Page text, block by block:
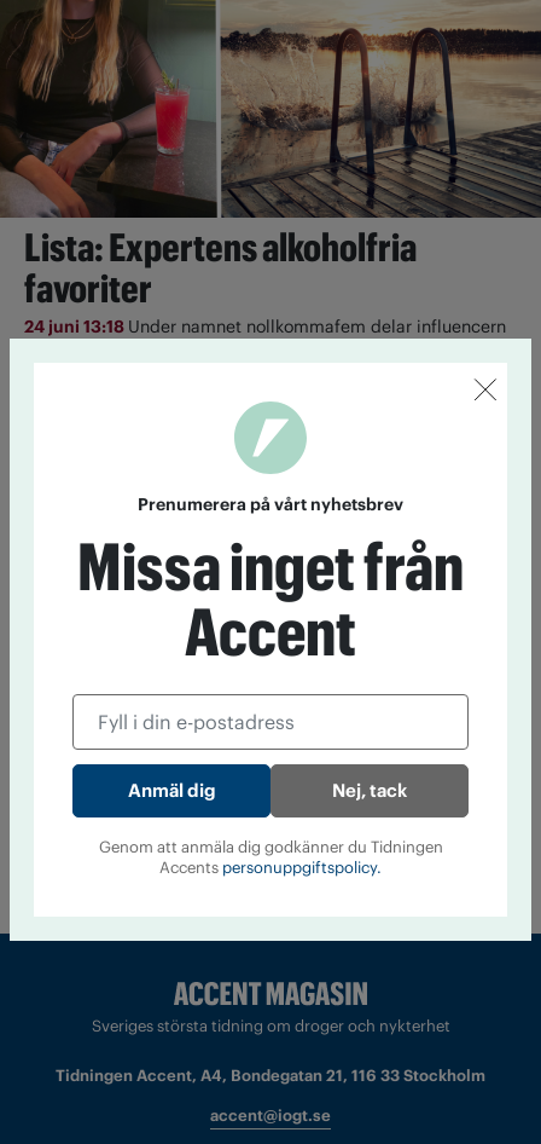
Lista: Expertens alkoholfria
favoriter
24 juni 13:18 Under namnet nollkommafem delar influencern
Så tycker partierna om
Lagstiftningen har inte hängt med.
Alkoholreklam i sociala medier är svår att komma åt. En
majoritet vill skärpa lagen, visar tankesmedjan Nocturums
cancer
22 juni 13:30
Även låg alkoholkonsumtion ökar risken för
cancer, visar ny amerikansk forskning.
Sveriges största tidning om droger och nykterhet
Tidningen Accent, A4, Bondegatan 21, 116 33 Stockholm
accent@iogt.se
Prenumerera på vårt nyhetsbrev
Missa inget från
Accent
Nej, tack
Genom att anmäla dig godkänner du Tidningen
Accents personuppgiftspolicy.